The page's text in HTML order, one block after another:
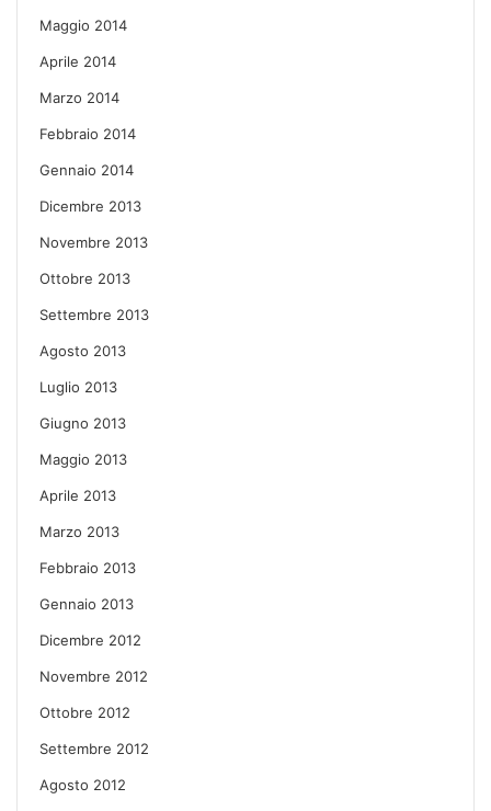
Maggio 2014
Aprile 2014
Marzo 2014
Febbraio 2014
Gennaio 2014
Dicembre 2013
Novembre 2013
Ottobre 2013
Settembre 2013
Agosto 2013
Luglio 2013
Giugno 2013
Maggio 2013
Aprile 2013
Marzo 2013
Febbraio 2013
Gennaio 2013
Dicembre 2012
Novembre 2012
Ottobre 2012
Settembre 2012
Agosto 2012